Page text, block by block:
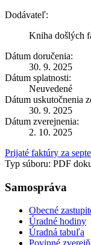
Dodávateľ:
Kniha došlých
Dátum doručenia:
30. 9. 2025
Dátum splatnosti:
Neuvedené
Dátum uskutočnenia
30. 9. 2025
Dátum zverejnenia:
2. 10. 2025
Prijaté faktúry za
Typ súboru: PDF
Samospráva
Obecné
Úradné hodiny
Úradná tabuľa